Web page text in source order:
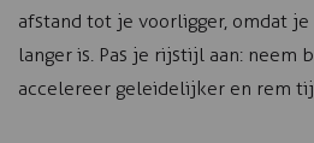
afstand tot je voorligger, omdat
langer is. Pas je rijstijl aan: neem
accelereer geleidelijker en rem